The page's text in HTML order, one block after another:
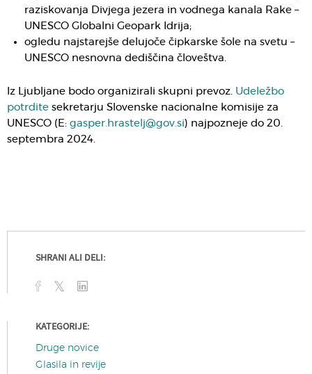
raziskovanja Divjega jezera in vodnega kanala Rake –
UNESCO Globalni Geopark Idrija;
ogledu najstarejše delujoče čipkarske šole na svetu –
UNESCO nesnovna dediščina človeštva.
Iz Ljubljane bodo organizirali skupni prevoz. Udeležbo
potrdite sekretarju Slovenske nacionalne komisije za
UNESCO (E: gasper.hrastelj@gov.si) najpozneje do 20.
septembra 2024.
SHRANI ALI DELI:
KATEGORIJE:
Druge novice
Glasila in revije